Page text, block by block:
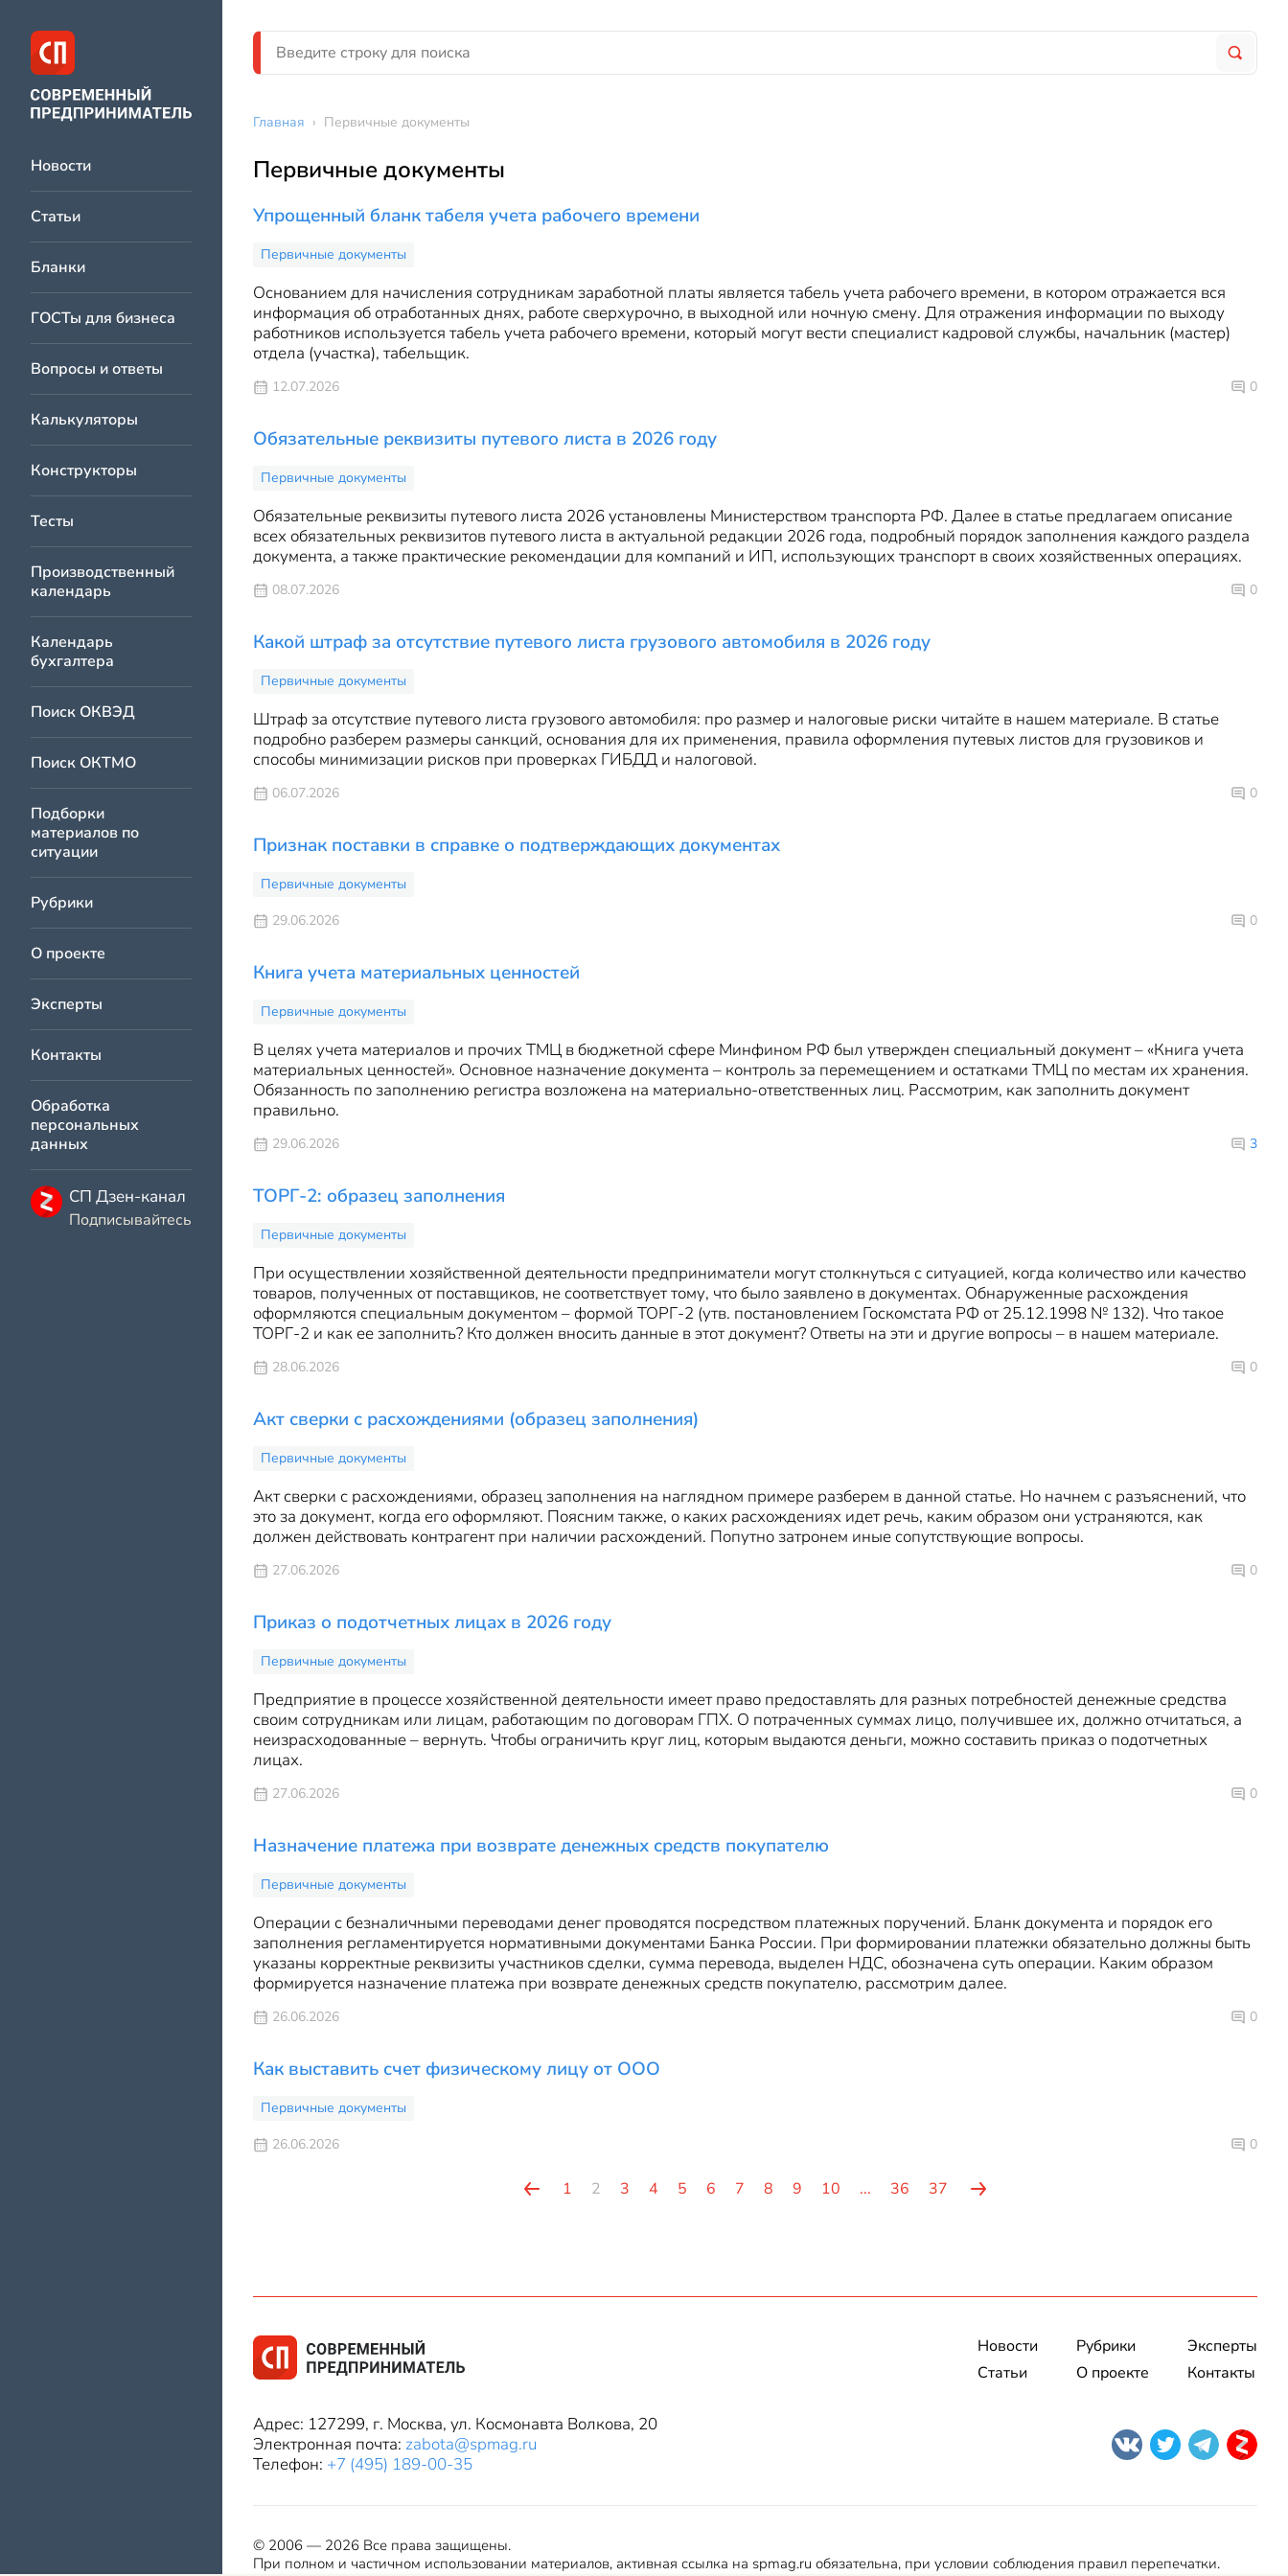
Новости
Статьи
Бланки
ГОСТы для бизнеса
Вопросы и ответы
Калькуляторы
Конструкторы
Тесты
Производственный
календарь
Календарь
бухгалтера
Поиск ОКВЭД
Поиск ОКТМО
Подборки
материалов по
ситуации
Рубрики
О проекте
Эксперты
Контакты
Обработка
персональных
данных
СП Дзен-канал
Подписывайтесь
Главная › Первичные документы
Первичные документы
Упрощенный бланк табеля учета рабочего времени
Первичные документы
Основанием для начисления сотрудникам заработной платы является табель учета рабочего времени, в котором отражается вся
информация об отработанных днях, работе сверхурочно, в выходной или ночную смену. Для отражения информации по выходу
работников используется табель учета рабочего времени, который могут вести специалист кадровой службы, начальник (мастер)
отдела (участка), табельщик.
12.07.2026 0
Обязательные реквизиты путевого листа в 2026 году
Первичные документы
Обязательные реквизиты путевого листа 2026 установлены Министерством транспорта РФ. Далее в статье предлагаем описание
всех обязательных реквизитов путевого листа в актуальной редакции 2026 года, подробный порядок заполнения каждого раздела
документа, а также практические рекомендации для компаний и ИП, использующих транспорт в своих хозяйственных операциях.
08.07.2026 0
Какой штраф за отсутствие путевого листа грузового автомобиля в 2026 году
Первичные документы
Штраф за отсутствие путевого листа грузового автомобиля: про размер и налоговые риски читайте в нашем материале. В статье
подробно разберем размеры санкций, основания для их применения, правила оформления путевых листов для грузовиков и
способы минимизации рисков при проверках ГИБДД и налоговой.
06.07.2026 0
Признак поставки в справке о подтверждающих документах
Первичные документы
29.06.2026
0
Книга учета материальных ценностей
Первичные документы
В целях учета материалов и прочих ТМЦ в бюджетной сфере Минфином РФ был утвержден специальный документ – «Книга учета
материальных ценностей». Основное назначение документа – контроль за перемещением и остатками ТМЦ по местам их хранения.
Обязанность по заполнению регистра возложена на материально-ответственных лиц. Рассмотрим, как заполнить документ
правильно.
29.06.2026 3
ТОРГ-2: образец заполнения
Первичные документы
При осуществлении хозяйственной деятельности предприниматели могут столкнуться с ситуацией, когда количество или качество
товаров, полученных от поставщиков, не соответствует тому, что было заявлено в документах. Обнаруженные расхождения
оформляются специальным документом – формой ТОРГ-2 (утв. постановлением Госкомстата РФ от 25.12.1998 № 132). Что такое
ТОРГ-2 и как ее заполнить? Кто должен вносить данные в этот документ? Ответы на эти и другие вопросы – в нашем материале.
28.06.2026 0
Акт сверки с расхождениями (образец заполнения)
Первичные документы
Акт сверки с расхождениями, образец заполнения на наглядном примере разберем в данной статье. Но начнем с разъяснений, что
это за документ, когда его оформляют. Поясним также, о каких расхождениях идет речь, каким образом они устраняются, как
должен действовать контрагент при наличии расхождений. Попутно затронем иные сопутствующие вопросы.
27.06.2026 0
Приказ о подотчетных лицах в 2026 году
Первичные документы
Предприятие в процессе хозяйственной деятельности имеет право предоставлять для разных потребностей денежные средства
своим сотрудникам или лицам, работающим по договорам ГПХ. О потраченных суммах лицо, получившее их, должно отчитаться, а
неизрасходованные – вернуть. Чтобы ограничить круг лиц, которым выдаются деньги, можно составить приказ о подотчетных
лицах.
27.06.2026 0
Назначение платежа при возврате денежных средств покупателю
Первичные документы
Операции с безналичными переводами денег проводятся посредством платежных поручений. Бланк документа и порядок его
заполнения регламентируется нормативными документами Банка России. При формировании платежки обязательно должны быть
указаны корректные реквизиты участников сделки, сумма перевода, выделен НДС, обозначена суть операции. Каким образом
формируется назначение платежа при возврате денежных средств покупателю, рассмотрим далее.
26.06.2026 0
Как выставить счет физическому лицу от ООО
Первичные документы
26.06.2026
0
1 2 3 4 5 6 7 8 9 10 ... 36 37
Новости
Статьи
Рубрики
О проекте
Эксперты
Контакты
Адрес: 127299, г. Москва, ул. Космонавта Волкова, 20
Электронная почта: zabota@spmag.ru
Телефон: +7 (495) 189-00-35
© 2006 — 2026 Все права защищены.
При полном и частичном использовании материалов, активная ссылка на spmag.ru обязательна, при условии соблюдения правил перепечатки.